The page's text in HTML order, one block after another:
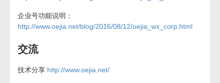
企业号功能说明：
http://www.oejia.net/blog/2016/08/12/oejia_wx_corp.html
交流
技术分享 http://www.oejia.net/